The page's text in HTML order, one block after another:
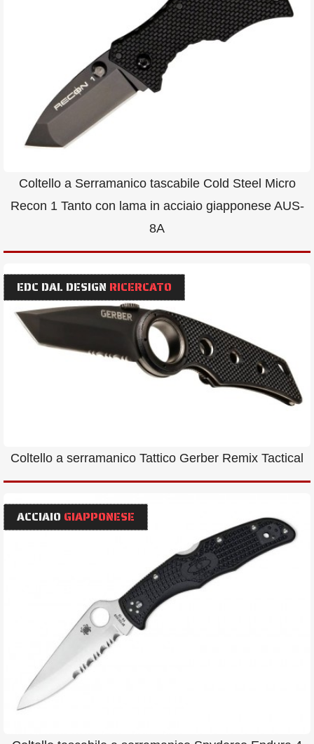
Coltello a Serramanico tascabile Cold Steel Micro
Recon 1 Tanto con lama in acciaio giapponese AUS-
8A
EDC DAL DESIGN RICERCATO
Coltello a serramanico Tattico Gerber Remix Tactical
ACCIAIO GIAPPONESE